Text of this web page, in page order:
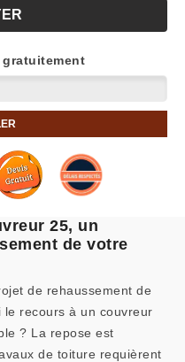
25, un
de votre
de rehaussement de
le recours à un couvreur
? La repose est
de toiture requièrent